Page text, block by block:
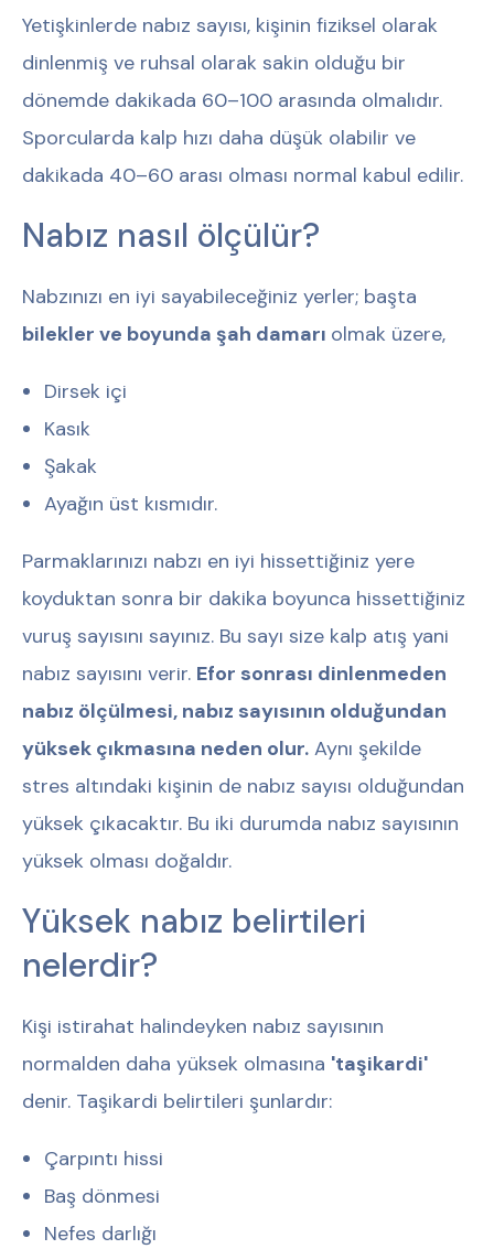
Yetişkinlerde nabız sayısı, kişinin fiziksel olarak
dinlenmiş ve ruhsal olarak sakin olduğu bir
dönemde dakikada 60–100 arasında olmalıdır.
Sporcularda kalp hızı daha düşük olabilir ve
dakikada 40–60 arası olması normal kabul edilir.
Nabız nasıl ölçülür?
Nabzınızı en iyi sayabileceğiniz yerler; başta
bilekler ve boyunda şah damarı olmak üzere,
Dirsek içi
Kasık
Şakak
Ayağın üst kısmıdır.
Parmaklarınızı nabzı en iyi hissettiğiniz yere
koyduktan sonra bir dakika boyunca hissettiğiniz
vuruş sayısını sayınız. Bu sayı size kalp atış yani
nabız sayısını verir. Efor sonrası dinlenmeden
nabız ölçülmesi, nabız sayısının olduğundan
yüksek çıkmasına neden olur. Aynı şekilde
stres altındaki kişinin de nabız sayısı olduğundan
yüksek çıkacaktır. Bu iki durumda nabız sayısının
yüksek olması doğaldır.
Yüksek nabız belirtileri
nelerdir?
Kişi istirahat halindeyken nabız sayısının
normalden daha yüksek olmasına 'taşikardi'
denir. Taşikardi belirtileri şunlardır:
Çarpıntı hissi
Baş dönmesi
Nefes darlığı